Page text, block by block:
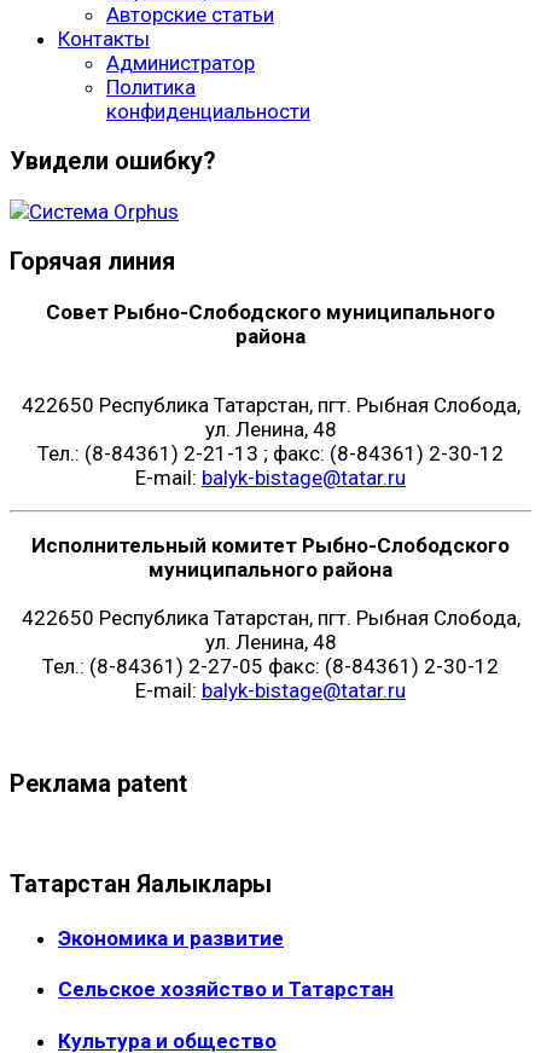
Авторские статьи
Контакты
Администратор
Политика
конфиденциальности
Увидели ошибку?
Горячая линия
Совет Рыбно-Слободского муниципального
района
422650 Республика Татарстан, пгт. Рыбная Слобода,
ул. Ленина, 48
Тел.: (8-84361) 2-21-13 ; факс: (8-84361) 2-30-12
E-mail: balyk-bistage@tatar.ru
Исполнительный комитет Рыбно-Слободского
муниципального района
422650 Республика Татарстан, пгт. Рыбная Слобода,
ул. Ленина, 48
Тел.: (8-84361) 2-27-05 факс: (8-84361) 2-30-12
E-mail: balyk-bistage@tatar.ru
Реклама patent
Татарстан Яңалыклары
Экономика и развитие
Сельское хозяйство и Татарстан
Культура и общество